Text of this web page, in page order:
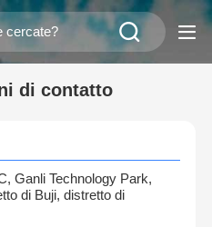
di contatto
Ganli Technology Park,
di Buji, distretto di